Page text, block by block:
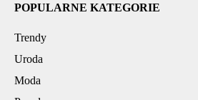
POPULARNE KATEGORIE
Trendy
Uroda
Moda